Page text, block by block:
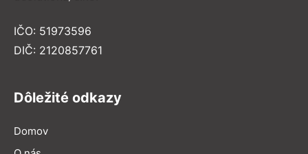
IČO: 51973596
DIČ: 2120857761
Dôležité odkazy
Domov